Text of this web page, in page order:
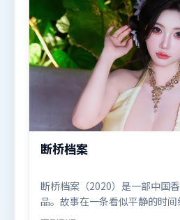
断桥档案
断桥档案（2020）是一部中国
品。故事在一条看似平静的时
物被迫直面过去与现在的撕裂。